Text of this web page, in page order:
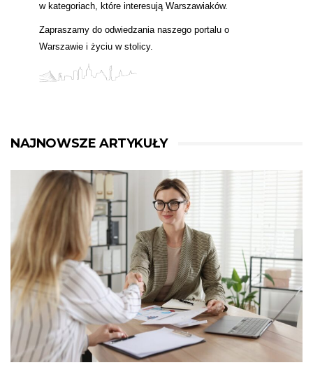
w kategoriach, które interesują Warszawiaków.
Zapraszamy do odwiedzania naszego portalu o
Warszawie i życiu w stolicy.
NAJNOWSZE ARTYKUŁY